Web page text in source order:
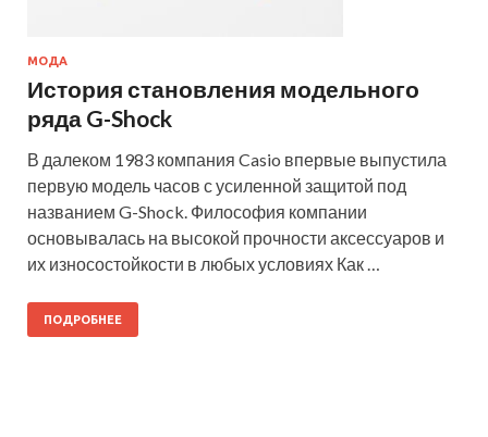
МОДА
История становления модельного
ряда G-Shock
В далеком 1983 компания Casio впервые выпустила
первую модель часов с усиленной защитой под
названием G-Shock. Философия компании
основывалась на высокой прочности аксессуаров и
их износостойкости в любых условиях Как …
ПОДРОБНЕЕ